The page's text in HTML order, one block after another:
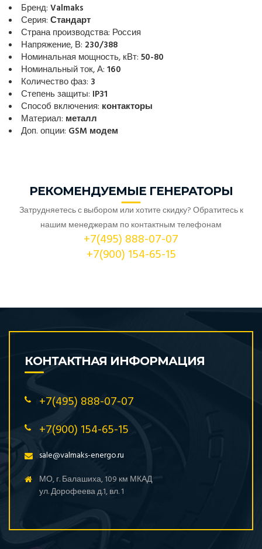
Бренд: Valmaks
Серия: Стандарт
Страна производства: Россия
Напряжение, В: 230/388
Номинальная мощность, кВт: 50-80
Номинальный ток, А: 160
Количество фаз: 3
Степень защиты: IP31
Способ включения: контакторы
Материал: металл
Доп. опции: GSM модем
РЕКОМЕНДУЕМЫЕ ГЕНЕРАТОРЫ
Затрудняетесь с выбором или хотите скидку? Обратитесь к
нашим менеджерам по контактным телефонам
+7(495) 888-07-07
+7(900) 154-65-15
КОНТАКТНАЯ ИНФОРМАЦИЯ
+7(495) 888-07-07
+7(900) 154-65-15
sale@valmaks-energo.ru
МО, г. Балашиха, 109 км МКАД
ул. Дорофеева д.1, вл. 1